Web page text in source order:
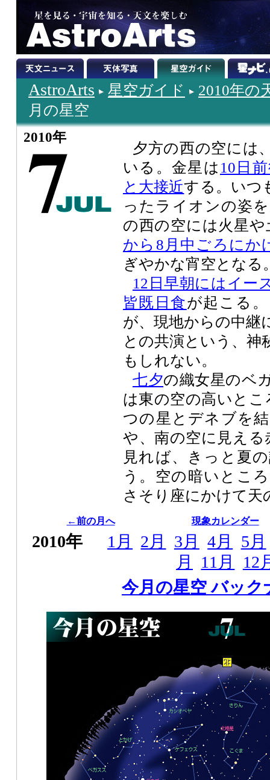
AstroArts 星空ガイド
2010年の
月の星空
2010年
夕方の西の空には
いる。金星は 10日
と大接近する。いつ
ったライオンの姿
の西の空には火星
から8月中ごろにか
ぎやかな宵空となる
12日早朝にはイー
皆既日食が起こる
が、現地からの中継
との共演という、神
もしれない。
七夕の織女星のベ
は東の空の高いと
つの星とデネブを
や、南の空に見え
見れば、きっと夏
う。空の暗いとこ
さそり座にかけて天
←前の月へ 現象カレンダー
2010年 1月 2月 3月 4月
5月
月
11月
12
今月の星空 バック